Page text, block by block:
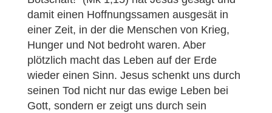
damit einen Hoffnungssamen ausgesät in
einer Zeit, in der die Menschen von Krieg,
Hunger und Not bedroht waren. Aber
plötzlich macht das Leben auf der Erde
wieder einen Sinn. Jesus schenkt uns durch
seinen Tod nicht nur das ewige Leben bei
Gott, sondern er zeigt uns durch sein